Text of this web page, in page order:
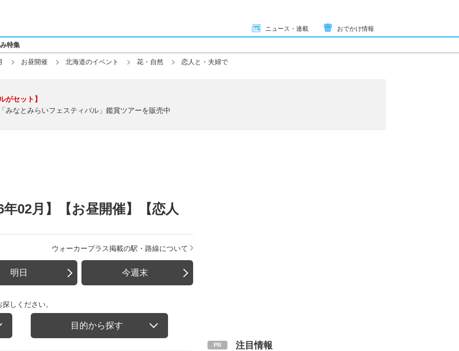
ニュース・連載 おでかけ情報
特集
お昼開催 北海道のイベント 花・自然 恋人と・夫婦で
がセット】
みなとみらいフェスティバル」鑑賞ツアーを販売中
02月】【お昼開催】【恋人
ウォーカープラス掲載の駅・路線について
明日 今週末
しください。
目的から探す
注目情報